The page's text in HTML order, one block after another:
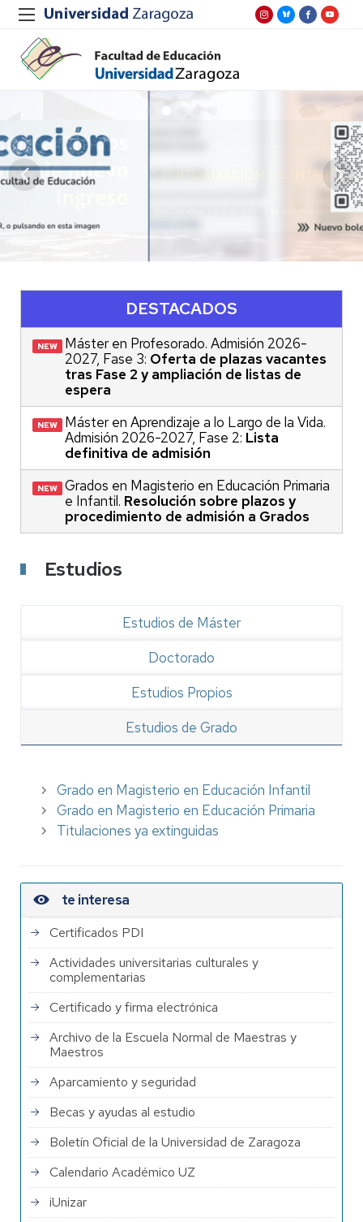
DESTACADOS
Máster en Profesorado. Admisión 2026-
2027, Fase 3: Oferta de plazas vacantes
tras Fase 2 y ampliación de listas de
espera
Máster en Aprendizaje a lo Largo de la Vida.
Admisión 2026-2027, Fase 2: Lista
definitiva de admisión
Grados en Magisterio en Educación Primaria
e Infantil. Resolución sobre plazos y
procedimiento de admisión a Grados
Estudios
Estudios de Grado
Estudios de Máster
Doctorado
Estudios Propios
Grado en Magisterio en Educación Infantil
Grado en Magisterio en Educación Primaria
Titulaciones ya extinguidas
te interesa
Certificados PDI
Actividades universitarias culturales y
complementarias
Certificado y firma electrónica
Archivo de la Escuela Normal de Maestras y
Maestros
Aparcamiento y seguridad
Becas y ayudas al estudio
Boletín Oficial de la Universidad de Zaragoza
Calendario Académico UZ
iUnizar